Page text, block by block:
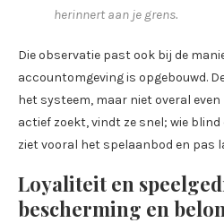
herinnert aan je grens.
Die observatie past ook bij de
accountomgeving is opgebouwd.
het systeem, maar niet overal
actief zoekt, vindt ze snel; wie
ziet vooral het spelaanbod en pas
Loyaliteit en
bescherming en